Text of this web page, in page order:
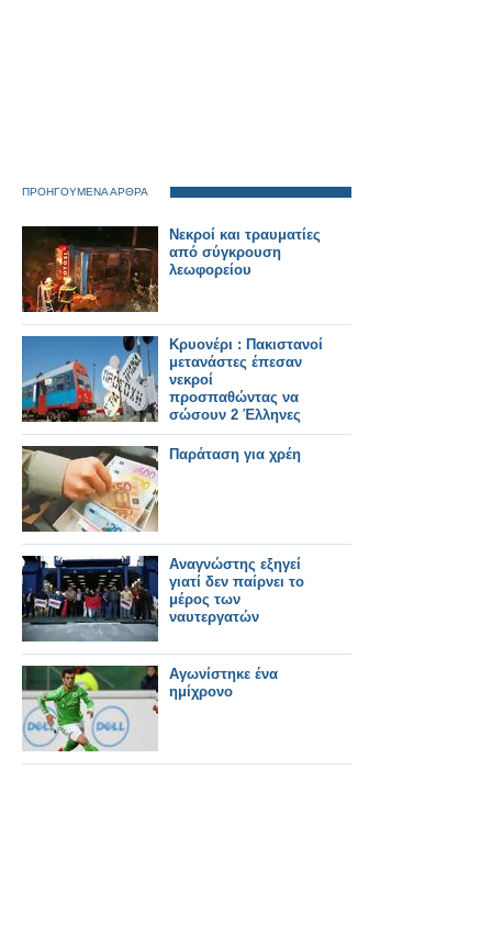
ΠΡΟΗΓΟΥΜΕΝΑ ΑΡΘΡΑ
Νεκροί και τραυματίες
από σύγκρουση
λεωφορείου
Κρυονέρι : Πακιστανοί
μετανάστες έπεσαν
νεκροί
προσπαθώντας να
σώσουν 2 Έλληνες
Παράταση για χρέη
Αναγνώστης εξηγεί
γιατί δεν παίρνει το
μέρος των
ναυτεργατών
Αγωνίστηκε ένα
ημίχρονο